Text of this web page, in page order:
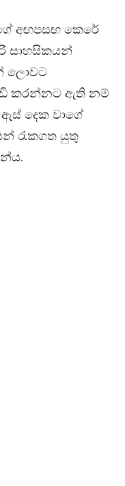
අඟපසඟ කෙරේ
සාහසිකයන්
ලොවට
කරන්නට ඇති නම්
දෙක වාගේ
රැකගත යුතු